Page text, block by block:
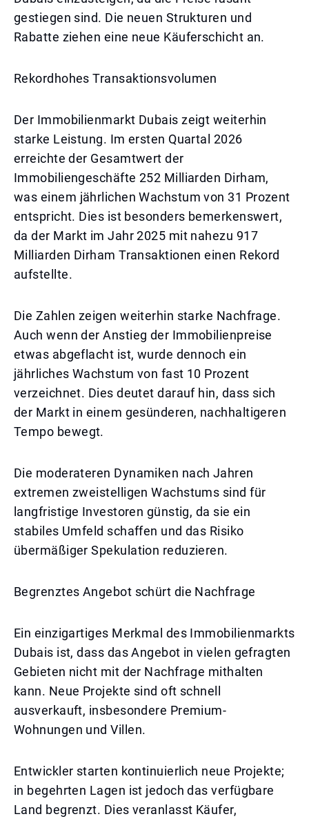
gestiegen sind. Die neuen Strukturen und
Rabatte ziehen eine neue Käuferschicht an.
Rekordhohes Transaktionsvolumen
Der Immobilienmarkt Dubais zeigt weiterhin
starke Leistung. Im ersten Quartal 2026
erreichte der Gesamtwert der
Immobiliengeschäfte 252 Milliarden Dirham,
was einem jährlichen Wachstum von 31 Prozent
entspricht. Dies ist besonders bemerkenswert,
da der Markt im Jahr 2025 mit nahezu 917
Milliarden Dirham Transaktionen einen Rekord
aufstellte.
Die Zahlen zeigen weiterhin starke Nachfrage.
Auch wenn der Anstieg der Immobilienpreise
etwas abgeflacht ist, wurde dennoch ein
jährliches Wachstum von fast 10 Prozent
verzeichnet. Dies deutet darauf hin, dass sich
der Markt in einem gesünderen, nachhaltigeren
Tempo bewegt.
Die moderateren Dynamiken nach Jahren
extremen zweistelligen Wachstums sind für
langfristige Investoren günstig, da sie ein
stabiles Umfeld schaffen und das Risiko
übermäßiger Spekulation reduzieren.
Begrenztes Angebot schürt die Nachfrage
Ein einzigartiges Merkmal des Immobilienmarkts
Dubais ist, dass das Angebot in vielen gefragten
Gebieten nicht mit der Nachfrage mithalten
kann. Neue Projekte sind oft schnell
ausverkauft, insbesondere Premium-
Wohnungen und Villen.
Entwickler starten kontinuierlich neue Projekte;
in begehrten Lagen ist jedoch das verfügbare
Land begrenzt. Dies veranlasst Käufer,